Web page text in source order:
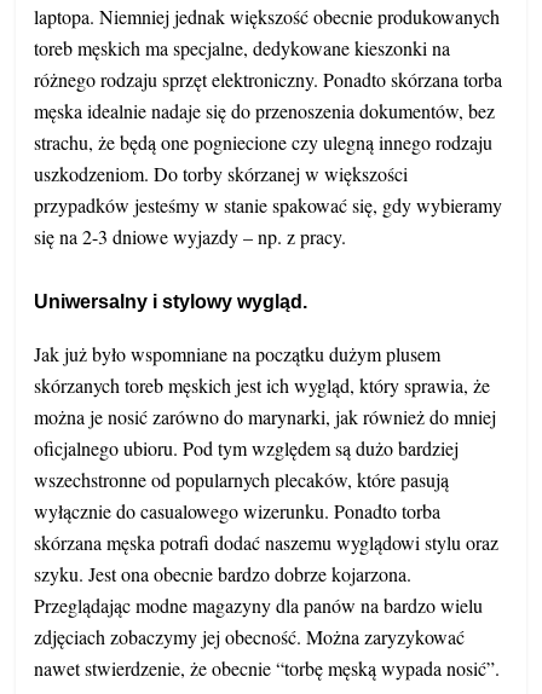
laptopa. Niemniej jednak większość obecnie produkowanych
toreb męskich ma specjalne, dedykowane kieszonki na
różnego rodzaju sprzęt elektroniczny. Ponadto skórzana torba
męska idealnie nadaje się do przenoszenia dokumentów, bez
strachu, że będą one pogniecione czy ulegną innego rodzaju
uszkodzeniom. Do torby skórzanej w większości
przypadków jesteśmy w stanie spakować się, gdy wybieramy
się na 2-3 dniowe wyjazdy – np. z pracy.
Uniwersalny i stylowy wygląd.
Jak już było wspomniane na początku dużym plusem
skórzanych toreb męskich jest ich wygląd, który sprawia, że
można je nosić zarówno do marynarki, jak również do mniej
oficjalnego ubioru. Pod tym względem są dużo bardziej
wszechstronne od popularnych plecaków, które pasują
wyłącznie do casualowego wizerunku. Ponadto torba
skórzana męska potrafi dodać naszemu wyglądowi stylu oraz
szyku. Jest ona obecnie bardzo dobrze kojarzona.
Przeglądając modne magazyny dla panów na bardzo wielu
zdjęciach zobaczymy jej obecność. Można zaryzykować
nawet stwierdzenie, że obecnie “torbę męską wypada nosić”.